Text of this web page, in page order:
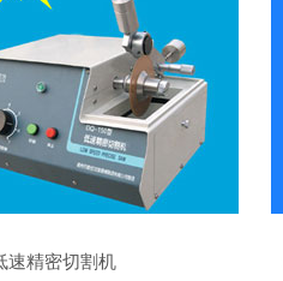
速精密切割机